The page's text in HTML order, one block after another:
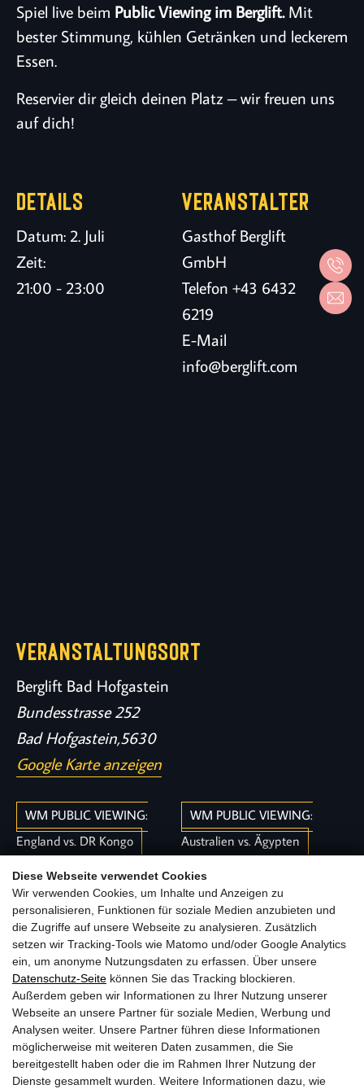
Diese Webseite verwendet Cookies
Wir verwenden Cookies, um Inhalte und Anzeigen zu
personalisieren, Funktionen für soziale Medien anzubieten und
die Zugriffe auf unsere Webseite zu analysieren. Zusätzlich
setzen wir Tracking-Tools wie Matomo und/oder Google Analytics
ein, um anonyme Nutzungsdaten zu erfassen. Über unsere
Datenschutz-Seite können Sie das Tracking blockieren.
Außerdem geben wir Informationen zu Ihrer Nutzung unserer
Webseite an unsere Partner für soziale Medien, Werbung und
Analysen weiter. Unsere Partner führen diese Informationen
möglicherweise mit weiteren Daten zusammen, die Sie
bereitgestellt haben oder die im Rahmen Ihrer Nutzung der
Dienste gesammelt wurden. Weitere Informationen dazu, wie
Spiel live beim Public Viewing im Berglift.Mit
bester Stimmung, kühlen Getränken und leckerem
Essen.
Reservier dir gleich deinen Platz – wir freuen uns
auf dich!
DETAILS
Datum: 2. Juli
Zeit:
21:00 - 23:00
VERANSTALTER
Gasthof Berglift
GmbH
Telefon +43 6432
6219
E-Mail
info@berglift.com
VERANSTALTUNGSORT
Berglift Bad Hofgastein
Bundesstrasse 252
Bad Hofgastein,5630
Google Karte anzeigen
WM PUBLIC VIEWING:
England vs. DR Kongo
WM PUBLIC VIEWING:
Australien vs. Ägypten
Home Veranstaltungen
WM PUBLIC VIEWING: Spanien
vs. Österreich